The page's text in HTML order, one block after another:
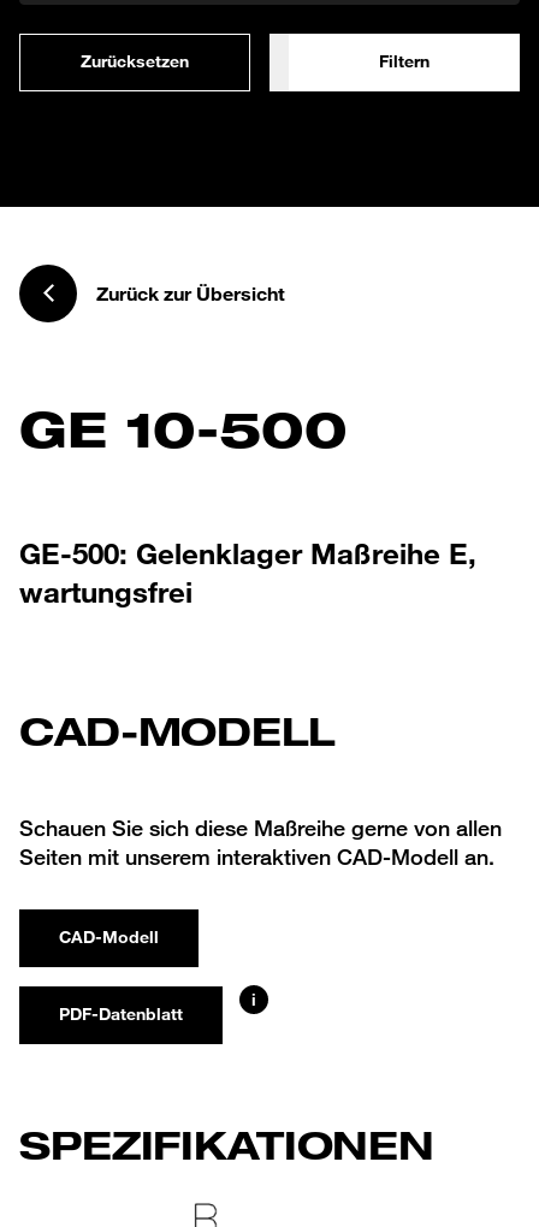
Zurücksetzen Filtern
Zurück zur Übersicht
GE 10-500
GE-500: Gelenklager Maßreihe E,
wartungsfrei
CAD-MODELL
Schauen Sie sich diese Maßreihe gerne von allen
Seiten mit unserem interaktiven CAD-Modell an.
CAD-Modell
PDF-Datenblatt
i
SPEZIFIKATIONEN